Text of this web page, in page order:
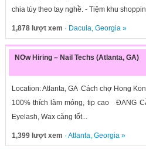
chia tùy theo tay nghề. - Tiệm khu
1,878 lượt xem · Dacula, Georgia»
NOw Hiring – Nail Techs (Atlanta, GA)
Location: Atlanta, GA Cách chợ Hong
100% thích làm móng, tip cao
Eyelash, Wax càng tốt...
1,399 lượt xem · Atlanta, Georgia»